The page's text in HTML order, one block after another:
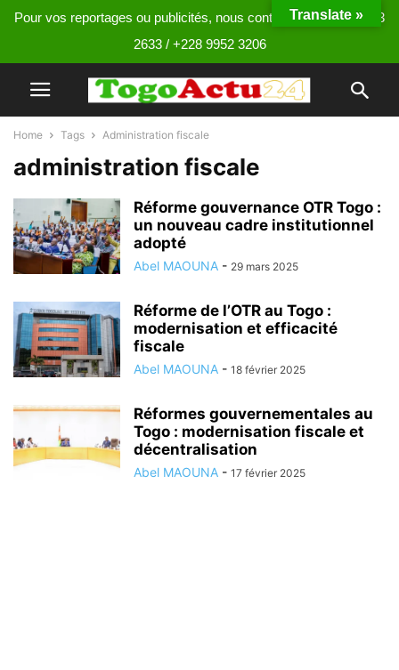
Pour vos reportages ou publicités, nous contacter au +228 9013
2633 / +228 9952 3206
Home Tags Administration fiscale
administration fiscale
Réforme gouvernance OTR Togo :
un nouveau cadre institutionnel
adopté
Abel MAOUNA - 29 mars 2025
Réforme de l’OTR au Togo :
modernisation et efficacité
fiscale
Abel MAOUNA - 18 février 2025
Réformes gouvernementales au
Togo : modernisation fiscale et
décentralisation
Abel MAOUNA - 17 février 2025
Translate »